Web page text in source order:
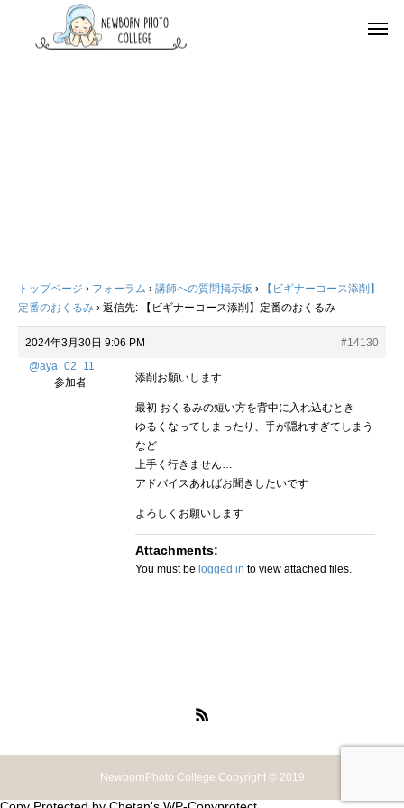
トップページ › フォーラム › 講師への質問掲示板 ›
【ビギナーコース添削】
定番のおくるみ › 返信先: 【ビギナーコース添削】定番のおくるみ
2024年3月30日 9:06 PM
#14130
@aya_02_11_
参加者
添削お願いします
最初 おくるみの短い方を背中に入れ込むとき
ゆるくなってしまったり、手が隠れすぎてしまう
など
上手く行きません…
アドバイスあればお聞きしたいです
よろしくお願いします
Attachments:
You must be logged in to view attached files.
NewbornPhoto College Copyright © 2019